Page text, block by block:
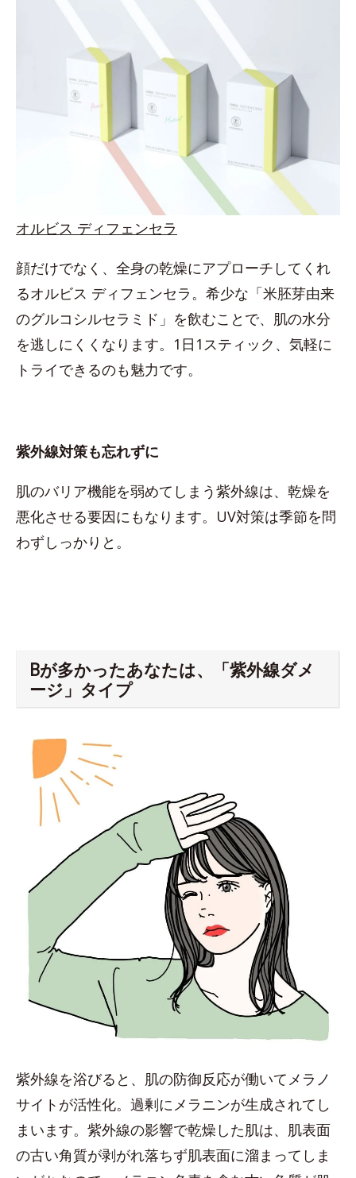
オルビス ディフェンセラ
顔だけでなく、全身の乾燥にアプローチしてくれ
るオルビス ディフェンセラ。希少な「米胚芽由来
のグルコシルセラミド」を飲むことで、肌の水分
を逃しにくくなります。1日1スティック、気軽に
トライできるのも魅力です。
紫外線対策も忘れずに
肌のバリア機能を弱めてしまう紫外線は、乾燥を
悪化させる要因にもなります。UV対策は季節を問
わずしっかりと。
Bが多かったあなたは、「紫外線ダメ
ージ」タイプ
紫外線を浴びると、肌の防御反応が働いてメラノ
サイトが活性化。過剰にメラニンが生成されてし
まいます。紫外線の影響で乾燥した肌は、肌表面
の古い角質が剥がれ落ちず肌表面に溜まってしま